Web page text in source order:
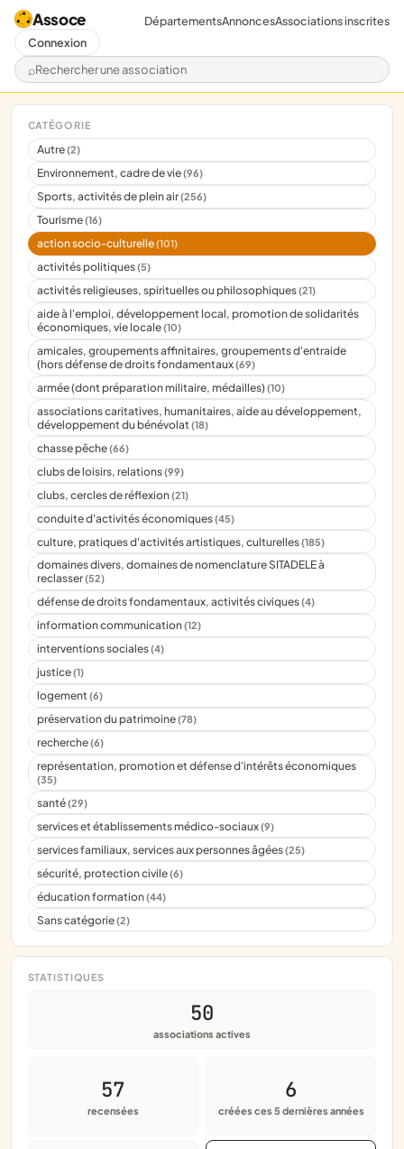
Assoce
Rechercher une association
DépartementsAnnoncesAssociations inscrites
Connexion
CATÉGORIE
Autre(2)
Environnement, cadre de vie(96)
Sports, activités de plein air(256)
Tourisme(16)
action socio-culturelle(101)
activités politiques(5)
activités religieuses, spirituelles ou philosophiques(21)
aide à l'emploi, développement local, promotion de solidarités
économiques, vie locale(10)
amicales, groupements affinitaires, groupements d'entraide
(hors défense de droits fondamentaux(69)
armée (dont préparation militaire, médailles)(10)
associations caritatives, humanitaires, aide au développement,
développement du bénévolat(18)
chasse pêche(66)
clubs de loisirs, relations(99)
clubs, cercles de réflexion(21)
conduite d'activités économiques(45)
culture, pratiques d'activités artistiques, culturelles(185)
domaines divers, domaines de nomenclature SITADELE à
reclasser(52)
défense de droits fondamentaux, activités civiques(4)
information communication(12)
interventions sociales(4)
justice(1)
logement(6)
préservation du patrimoine(78)
recherche(6)
représentation, promotion et défense d'intérêts économiques
(35)
santé(29)
services et établissements médico-sociaux(9)
services familiaux, services aux personnes âgées(25)
sécurité, protection civile(6)
éducation formation(44)
Sans catégorie(2)
STATISTIQUES
50
associations actives
57
recensées
6
créées ces 5 dernières années